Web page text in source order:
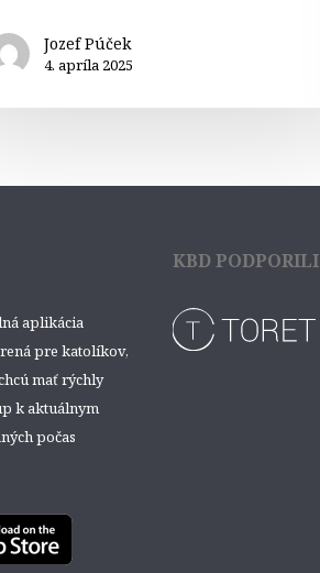
Jozef Púček
4. apríla 2025
aplikácia
pre katolíkov,
mať rýchly
k aktuálnym
počas
KBD PODPORILI